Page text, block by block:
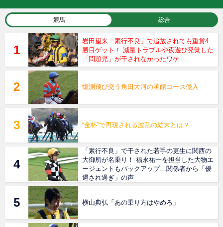
競馬 総合
岩田望来「素行不良」で追放されても重賞4
勝目ゲット！ 減量トラブルや夜遊び発覚した
「問題児」が干されなかったワケ
憶測飛び交う角田大河の函館コース侵入
“金杯”で再現される波乱の結末とは？
「素行不良」で干された若手の更生に関西の
大御所が名乗り！ 福永祐一を担当した大物エ
ージェントもバックアップ…関係者から「優
遇され過ぎ」の声
横山典弘「あの乗り方はやめろ」